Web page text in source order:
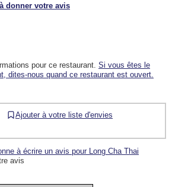
donner votre avis
pour ce restaurant. Si vous êtes le
dites-nous quand ce restaurant est ouvert.
Ajouter à votre liste d'envies
à écrire un avis pour Long Cha Thai
avis